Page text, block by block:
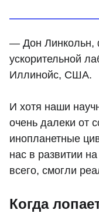
— Дон Линкольн,
ускорительной
Иллинойс, США.
И хотя наши
очень далеки от
инопланетные
нас в развитии
всего, смогли
Когда